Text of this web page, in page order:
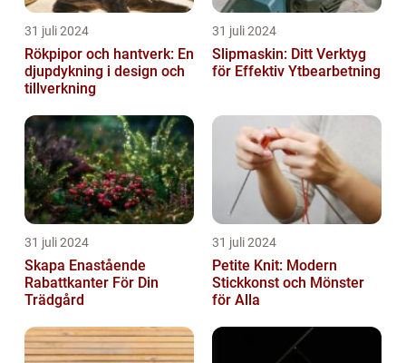
31 juli 2024
Rökpipor och hantverk: En
djupdykning i design och
tillverkning
31 juli 2024
Slipmaskin: Ditt Verktyg
för Effektiv Ytbearbetning
31 juli 2024
Skapa Enastående
Rabattkanter För Din
Trädgård
31 juli 2024
Petite Knit: Modern
Stickkonst och Mönster
för Alla